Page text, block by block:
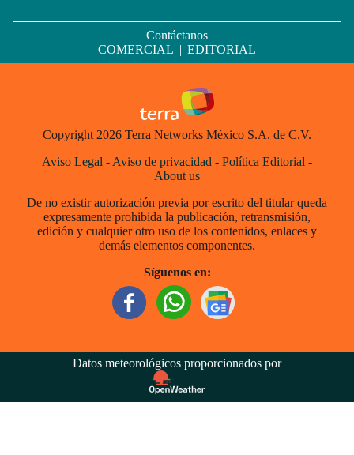
Contáctanos
COMERCIAL | EDITORIAL
Copyright 2026 Terra Networks México S.A. de C.V.
Aviso Legal - Aviso de privacidad - Política Editorial -
About us
De no existir autorización previa por escrito del titular queda
expresamente prohibida la publicación, retransmisión,
edición y cualquier otro uso de los contenidos, enlaces y
demás elementos componentes.
Síguenos en:
Datos meteorológicos proporcionados por